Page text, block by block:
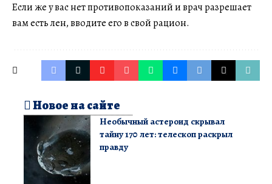
Если же у вас нет противопоказаний и врач разрешает
вам есть лен, вводите его в свой рацион.
Новое на сайте
Необычный астероид скрывал
тайну 170 лет: телескоп раскрыл
правду